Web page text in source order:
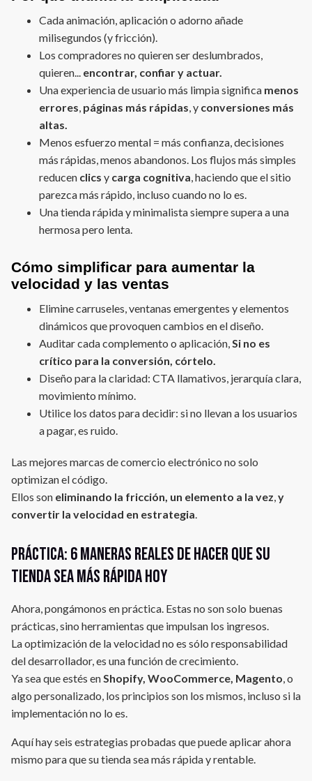
Cada animación, aplicación o adorno añade
milisegundos (y fricción).
Los compradores no quieren ser deslumbrados,
quieren... encontrar, confiar y actuar.
Una experiencia de usuario más limpia significa menos
errores, páginas más rápidas, y conversiones más
altas.
Menos esfuerzo mental = más confianza, decisiones
más rápidas, menos abandonos. Los flujos más simples
reducen clics y carga cognitiva, haciendo que el sitio
parezca más rápido, incluso cuando no lo es.
Una tienda rápida y minimalista siempre supera a una
hermosa pero lenta.
Cómo simplificar para aumentar la
velocidad y las ventas
Elimine carruseles, ventanas emergentes y elementos
dinámicos que provoquen cambios en el diseño.
Auditar cada complemento o aplicación,Si no es
crítico para la conversión, córtelo.
Diseño para la claridad: CTA llamativos, jerarquía clara,
movimiento mínimo.
Utilice los datos para decidir: si no llevan a los usuarios
a pagar, es ruido.
Las mejores marcas de comercio electrónico no solo
optimizan el código.
Ellos son eliminando la fricción, un elemento a la vez,y
convertir la velocidad en estrategia.
Práctica: 6 maneras reales de hacer que su
tienda sea más rápida hoy
Ahora, pongámonos en práctica. Estas no son solo buenas
prácticas, sino herramientas que impulsan los ingresos.
La optimización de la velocidad no es sólo responsabilidad
del desarrollador, es una función de crecimiento.
Ya sea que estés enShopify, WooCommerce, Magento, o
algo personalizado, los principios son los mismos, incluso si la
implementación no lo es.
Aquí hay seis estrategias probadas que puede aplicar ahora
mismo para que su tienda sea más rápida y rentable.